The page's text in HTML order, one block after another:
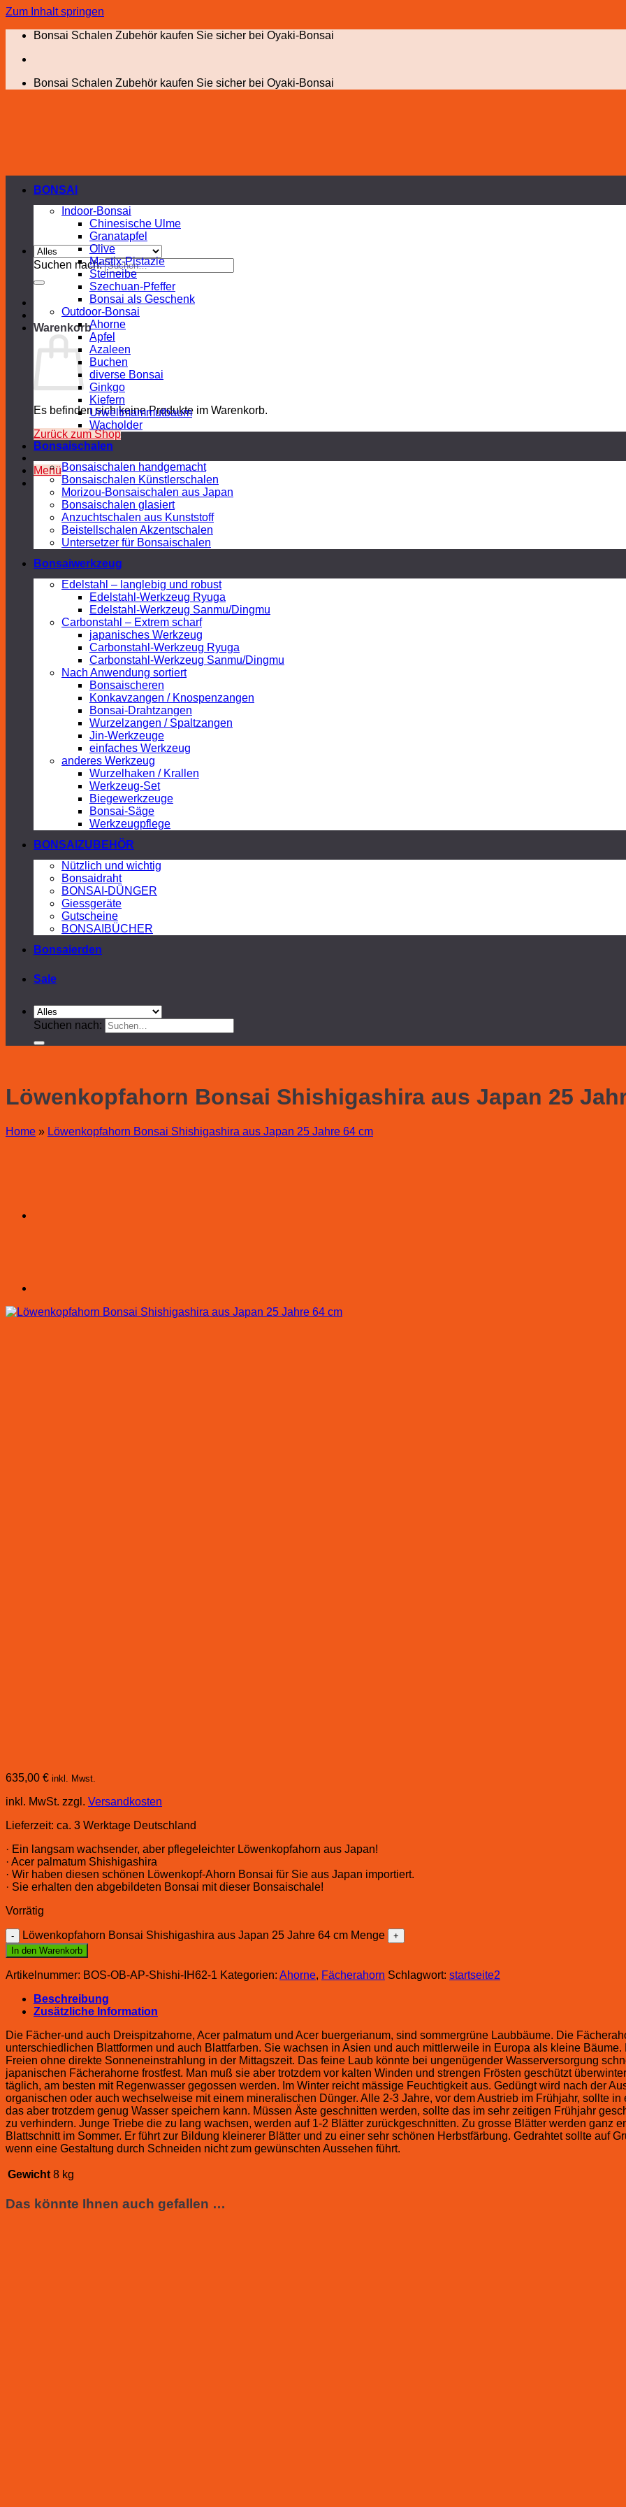
Zum Inhalt springen
Bonsai Schalen Zubehör kaufen Sie sicher bei Oyaki-Bonsai
Bonsai Schalen Zubehör kaufen Sie sicher bei Oyaki-Bonsai
Suchen nach:
Warenkorb
Es befinden sich keine Produkte im Warenkorb.
Zurück zum Shop
Menü
BONSAI
Indoor-Bonsai
Chinesische Ulme
Granatapfel
Olive
Mastix-Pistazie
Steineibe
Szechuan-Pfeffer
Bonsai als Geschenk
Outdoor-Bonsai
Ahorne
Apfel
Azaleen
Buchen
diverse Bonsai
Ginkgo
Kiefern
Urweltmammutbaum
Wacholder
Bonsaischalen
Bonsaischalen handgemacht
Bonsaischalen Künstlerschalen
Morizou-Bonsaischalen aus Japan
Bonsaischalen glasiert
Anzuchtschalen aus Kunststoff
Beistellschalen Akzentschalen
Untersetzer für Bonsaischalen
Bonsaiwerkzeug
Edelstahl – langlebig und robust
Edelstahl-Werkzeug Ryuga
Edelstahl-Werkzeug Sanmu/Dingmu
Carbonstahl – Extrem scharf
japanisches Werkzeug
Carbonstahl-Werkzeug Ryuga
Carbonstahl-Werkzeug Sanmu/Dingmu
Nach Anwendung sortiert
Bonsaischeren
Konkavzangen / Knospenzangen
Bonsai-Drahtzangen
Wurzelzangen / Spaltzangen
Jin-Werkzeuge
einfaches Werkzeug
anderes Werkzeug
Wurzelhaken / Krallen
Werkzeug-Set
Biegewerkzeuge
Bonsai-Säge
Werkzeugpflege
BONSAIZUBEHÖR
Nützlich und wichtig
Bonsaidraht
BONSAI-DÜNGER
Giessgeräte
Gutscheine
BONSAIBÜCHER
Bonsaierden
Sale
Suchen nach:
Löwenkopfahorn Bonsai Shishigashira aus Japan 25
Home » Löwenkopfahorn Bonsai Shishigashira aus Japan 25 Jahre 64 cm
635,00 € inkl. Mwst.
inkl. MwSt. zzgl. Versandkosten
Lieferzeit: ca. 3 Werktage Deutschland
· Ein langsam wachsender, aber pflegeleichter Löwenkopfahorn aus Japan!
· Acer palmatum Shishigashira
· Wir haben diesen schönen Löwenkopf-Ahorn Bonsai für Sie aus Japan importiert.
· Sie erhalten den abgebildeten Bonsai mit dieser Bonsaischale!
Vorrätig
Löwenkopfahorn Bonsai Shishigashira aus Japan 25 Jahre 64 cm Menge
In den Warenkorb
Artikelnummer: BOS-OB-AP-Shishi-IH62-1 Kategorien: Ahorne, Fächerahorn Schlagwort: startseite2
Beschreibung
Zusätzliche Information
Die Fächer-und auch Dreispitzahorne, Acer palmatum und Acer buergerianum, sind sommergrüne Laubbäume. Die
unterschiedlichen Blattformen und auch Blattfarben. Sie wachsen in Asien und auch mittlerweile in Europa als kleine
Freien ohne direkte Sonneneinstrahlung in der Mittagszeit. Das feine Laub könnte bei ungenügender Wasserversorgung
japanischen Fächerahorne frostfest. Man muß sie aber trotzdem vor kalten Winden und strengen Frösten geschützt
täglich, am besten mit Regenwasser gegossen werden. Im Winter reicht mässige Feuchtigkeit aus. Gedüngt wird nach der
organischen oder auch wechselweise mit einem mineralischen Dünger. Alle 2-3 Jahre, vor dem Austrieb im Frühjahr, sollte
das aber trotzdem genug Wasser speichern kann. Müssen Äste geschnitten werden, sollte das im sehr zeitigen Frühjahr
zu verhindern. Junge Triebe die zu lang wachsen, werden auf 1-2 Blätter zurückgeschnitten. Zu grosse Blätter werden ganz
Blattschnitt im Sommer. Er führt zur Bildung kleinerer Blätter und zu einer sehr schönen Herbstfärbung. Gedrahtet sollte auf
wenn eine Gestaltung durch Schneiden nicht zum gewünschten Aussehen führt.
Gewicht 8 kg
Das könnte Ihnen auch gefallen …